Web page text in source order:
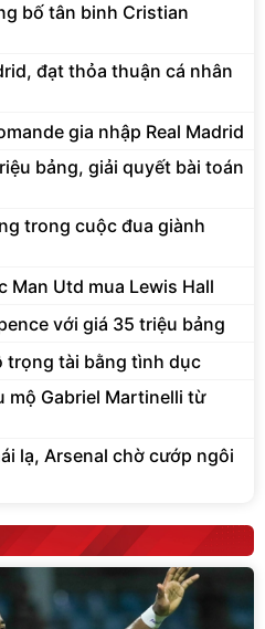
bố tân binh Cristian
đạt thỏa thuận cá nhân
gia nhập Real Madrid
bảng, giải quyết bài toán
trong cuộc đua giành
Man Utd mua Lewis Hall
với giá 35 triệu bảng
trọng tài bằng tình dục
mộ Gabriel Martinelli từ
lạ, Arsenal chờ cướp ngôi